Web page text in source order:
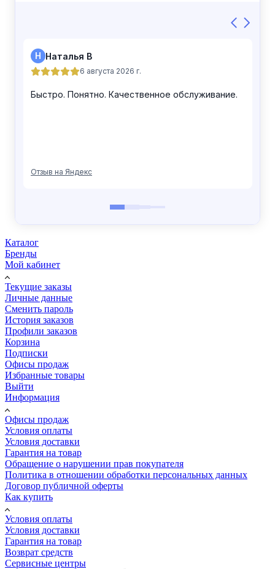
Каталог
Бренды
Мой кабинет
Текущие заказы
Личные данные
Сменить пароль
История заказов
Профили заказов
Корзина
Подписки
Офисы продаж
Избранные товары
Выйти
Информация
Офисы продаж
Условия оплаты
Условия доставки
Гарантия на товар
Обращение о нарушении прав покупателя
Политика в отношении обработки персональных данных
Договор публичной оферты
Как купить
Условия оплаты
Условия доставки
Гарантия на товар
Возврат средств
Сервисные центры